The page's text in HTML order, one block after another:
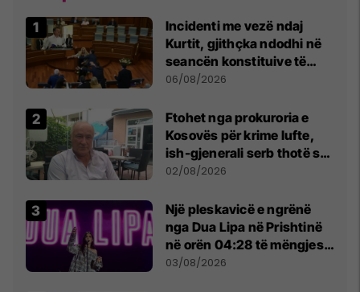
Incidenti me vezë ndaj
Kurtit, gjithçka ndodhi në
seancën konstituive të
Kuvendit
06/08/2026
Ftohet nga prokuroria e
Kosovës për krime lufte,
ish-gjenerali serb thotë se
dikush e tradhtoi në
02/08/2026
Një pleskavicë e ngrënë
nga Dua Lipa në Prishtinë
në orën 04:28 të mëngjesit
- dhe bota digjitale serbe
03/08/2026